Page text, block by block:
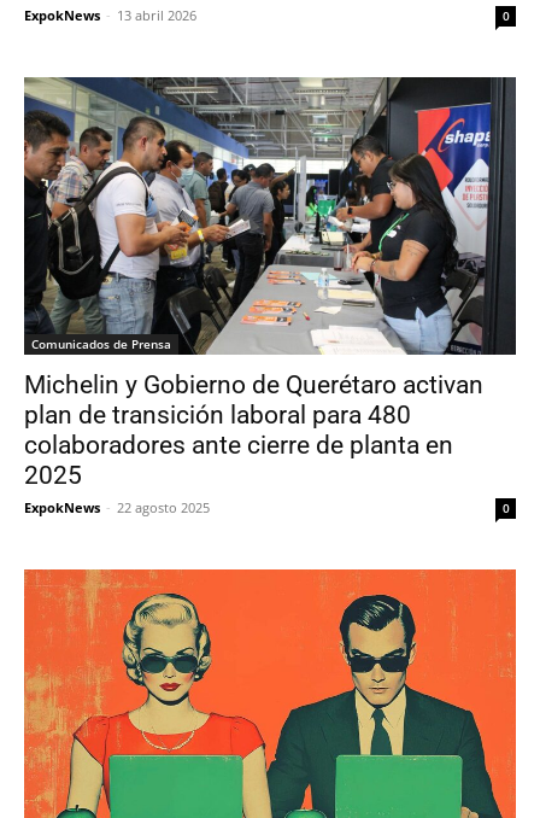
ExpokNews - 13 abril 2026 0
Comunicados de Prensa
Michelin y Gobierno de Querétaro activan
plan de transición laboral para 480
colaboradores ante cierre de planta en
2025
ExpokNews - 22 agosto 2025 0